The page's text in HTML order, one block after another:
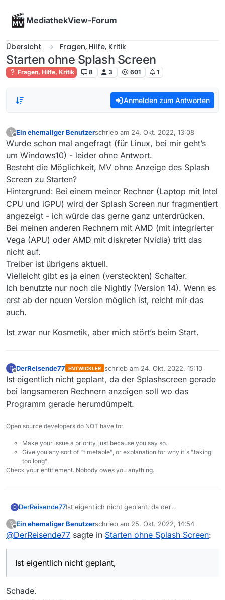
MediathekView-Forum
Übersicht Fragen, Hilfe, Kritik
Starten ohne Splash Screen
Fragen, Hilfe, Kritik 8 3 601 1
Anmelden zum Antworten
?
Offline
Ein ehemaliger Benutzerschrieb am 24. Okt. 2022, 13:08
zuletzt editiert von
Wurde schon mal angefragt (für Linux, bei mir geht’s
um Windows10) - leider ohne Antwort.
Besteht die Möglichkeit, MV ohne Anzeige des Splash
Screen zu Starten?
Hintergrund: Bei einem meiner Rechner (Laptop mit Intel
CPU und iGPU) wird der Splash Screen nur fragmentiert
angezeigt - ich würde das gerne ganz unterdrücken.
Bei meinen anderen Rechnern mit AMD (mit integrierter
Vega (APU) oder AMD mit diskreter Nvidia) tritt das
nicht auf.
Treiber ist übrigens aktuell.
Vielleicht gibt es ja einen (versteckten) Schalter.
Ich benutzte nur noch die Nightly (Version 14). Wenn es
erst ab der neuen Version möglich ist, reicht mir das
auch.
Ist zwar nur Kosmetik, aber mich stört’s beim Start.
D
Offline
DerReisende77 ENTWICKLER schrieb am 24. Okt. 2022, 15:10
zuletzt editiert von
Ist eigentlich nicht geplant, da der Splashscreen gerade
bei langsameren Rechnern anzeigen soll wo das
Programm gerade herumdümpelt.
Open source developers do NOT have to:
Make your issue a priority, just because you say so.
Give you any sort of "timetable", or explanation for why it´s "taking
too long".
Check your entitlement. Nobody owes you anything.
D DerReisende77Ist eigentlich nicht geplant, da der
Rechnern anzeigen soll wo das Programm
gerade herumdümpelt.
?
Offline
Ein ehemaliger Benutzerschrieb am 25. Okt. 2022, 14:54
zuletzt editiert von
@DerReisende77 sagte in Starten ohne Splash Screen:
Ist eigentlich nicht geplant,
Schade.